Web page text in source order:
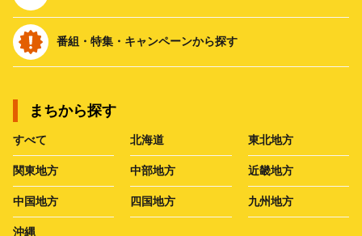
番組・特集・キャンペーンから探す
まちから探す
すべて 北海道 東北地方
関東地方 中部地方 近畿地方
中国地方 四国地方 九州地方
沖縄